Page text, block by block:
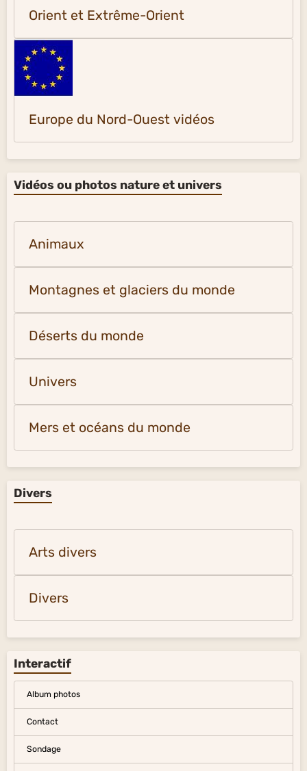
Orient et Extrême-Orient
Europe du Nord-Ouest vidéos
Vidéos ou photos nature et univers
Animaux
Montagnes et glaciers du monde
Déserts du monde
Univers
Mers et océans du monde
Divers
Arts divers
Divers
Interactif
Album photos
Contact
Sondage